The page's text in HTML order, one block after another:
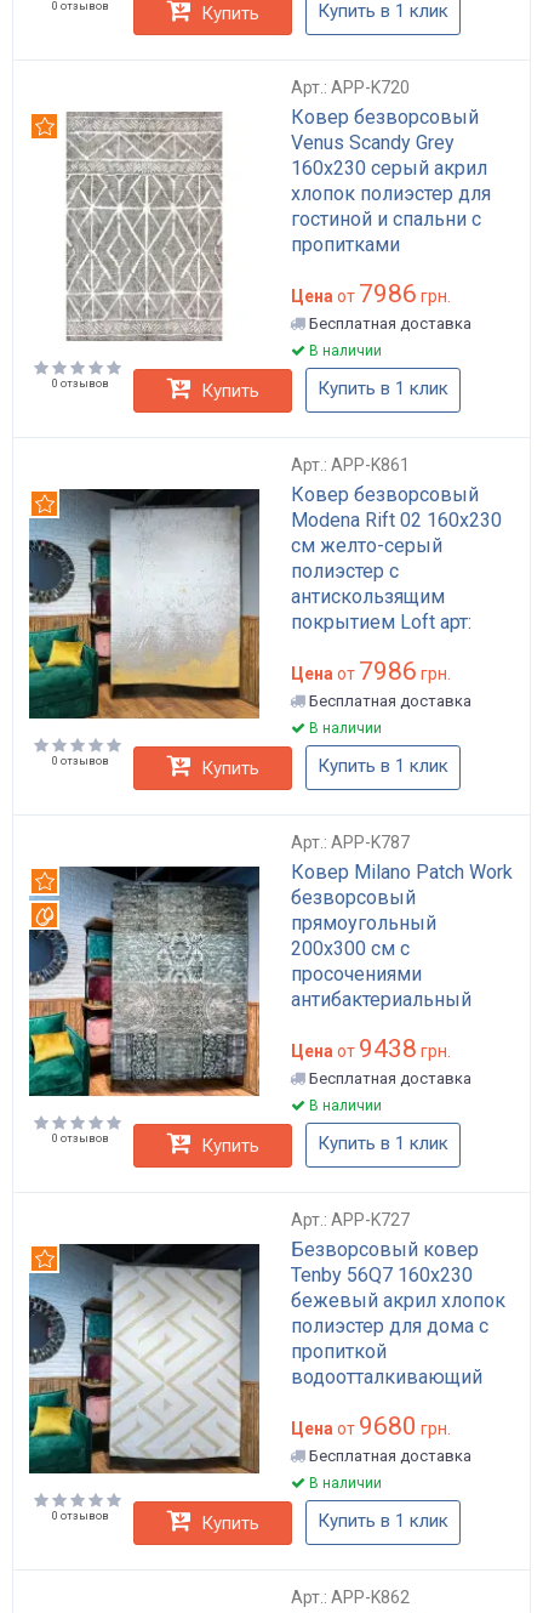
0 отзывов Купить Купить в 1 клик
Арт.: APP-K720
Ковер безворсовый
Venus Scandy Grey
160х230 серый акрил
хлопок полиэстер для
гостиной и спальни с
пропитками
APP-K720
Рекомендуем
Цена от 7986 грн.
Бесплатная доставка
В наличии
0 отзывов Купить Купить в 1 клик
Арт.: APP-K861
Ковер безворсовый
Modena Rift 02 160x230
см желто-серый
полиэстер с
антискользящим
покрытием Loft арт:
Рекомендуем
Цена от 7986 грн.
Бесплатная доставка
В наличии
0 отзывов Купить Купить в 1 клик
Арт.: APP-K787
Ковер Milano Patch Work
безворсовый
прямоугольный
200x300 см с
просочениями
антибактериальный
бирюзовый акрил
хлопок полиэстер для
дома в гостиную арт:
APP-K787
Рекомендуем
Вотерпруф
Цена от 9438 грн.
Бесплатная доставка
В наличии
0 отзывов Купить Купить в 1 клик
Арт.: APP-K727
Безворсовый ковер
Tenby 56Q7 160x230
бежевый акрил хлопок
полиэстер для дома с
пропиткой
водоотталкивающий
Рекомендуем
Цена от 9680 грн.
Бесплатная доставка
В наличии
0 отзывов Купить Купить в 1 клик
Арт.: APP-K862